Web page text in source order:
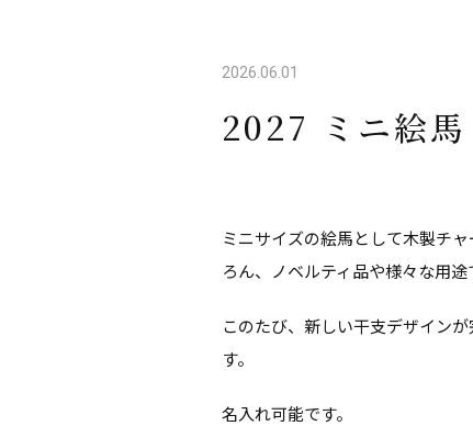
2026.06.01
2027 ミニ絵
ミニサイズの絵馬として木製チ
ろん、ノベルティ品や様々な用途
このたび、新しい干支デザイン
す。
名入れ可能です。